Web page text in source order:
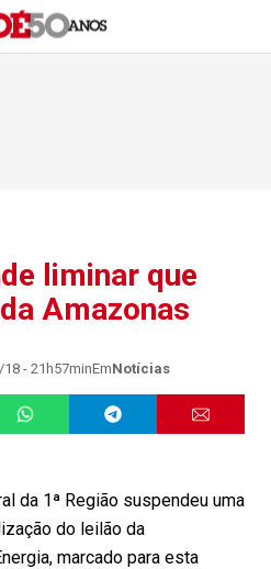
liminar que
Amazonas
- 21h57minEmNotícias
da 1ª Região suspendeu uma
do leilão da
marcado para esta